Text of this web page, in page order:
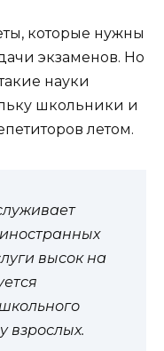
которые нужны
экзаменов. Но
науки
школьники и
летом.
высок на
взрослых.